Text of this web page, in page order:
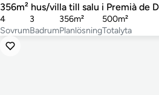
356m² hus/villa till salu i Premià de
Sovrum
4
Badrum
3
Planlösning
356m²
Totalyta
500m²